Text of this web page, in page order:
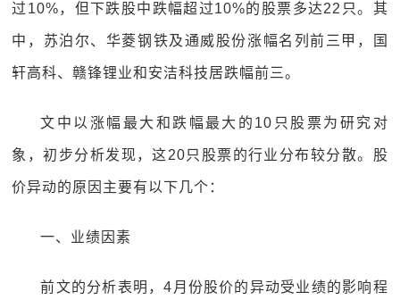
过10%，但下跌股中跌幅超过10%的股票多达22只。其
中，苏泊尔、华菱钢铁及通威股份涨幅名列前三甲，国
轩高科、赣锋锂业和安洁科技居跌幅前三。
文中以涨幅最大和跌幅最大的10只股票为研究对
象，初步分析发现，这20只股票的行业分布较分散。股
价异动的原因主要有以下几个：
一、业绩因素
前文的分析表明，4月份股价的异动受业绩的影响程